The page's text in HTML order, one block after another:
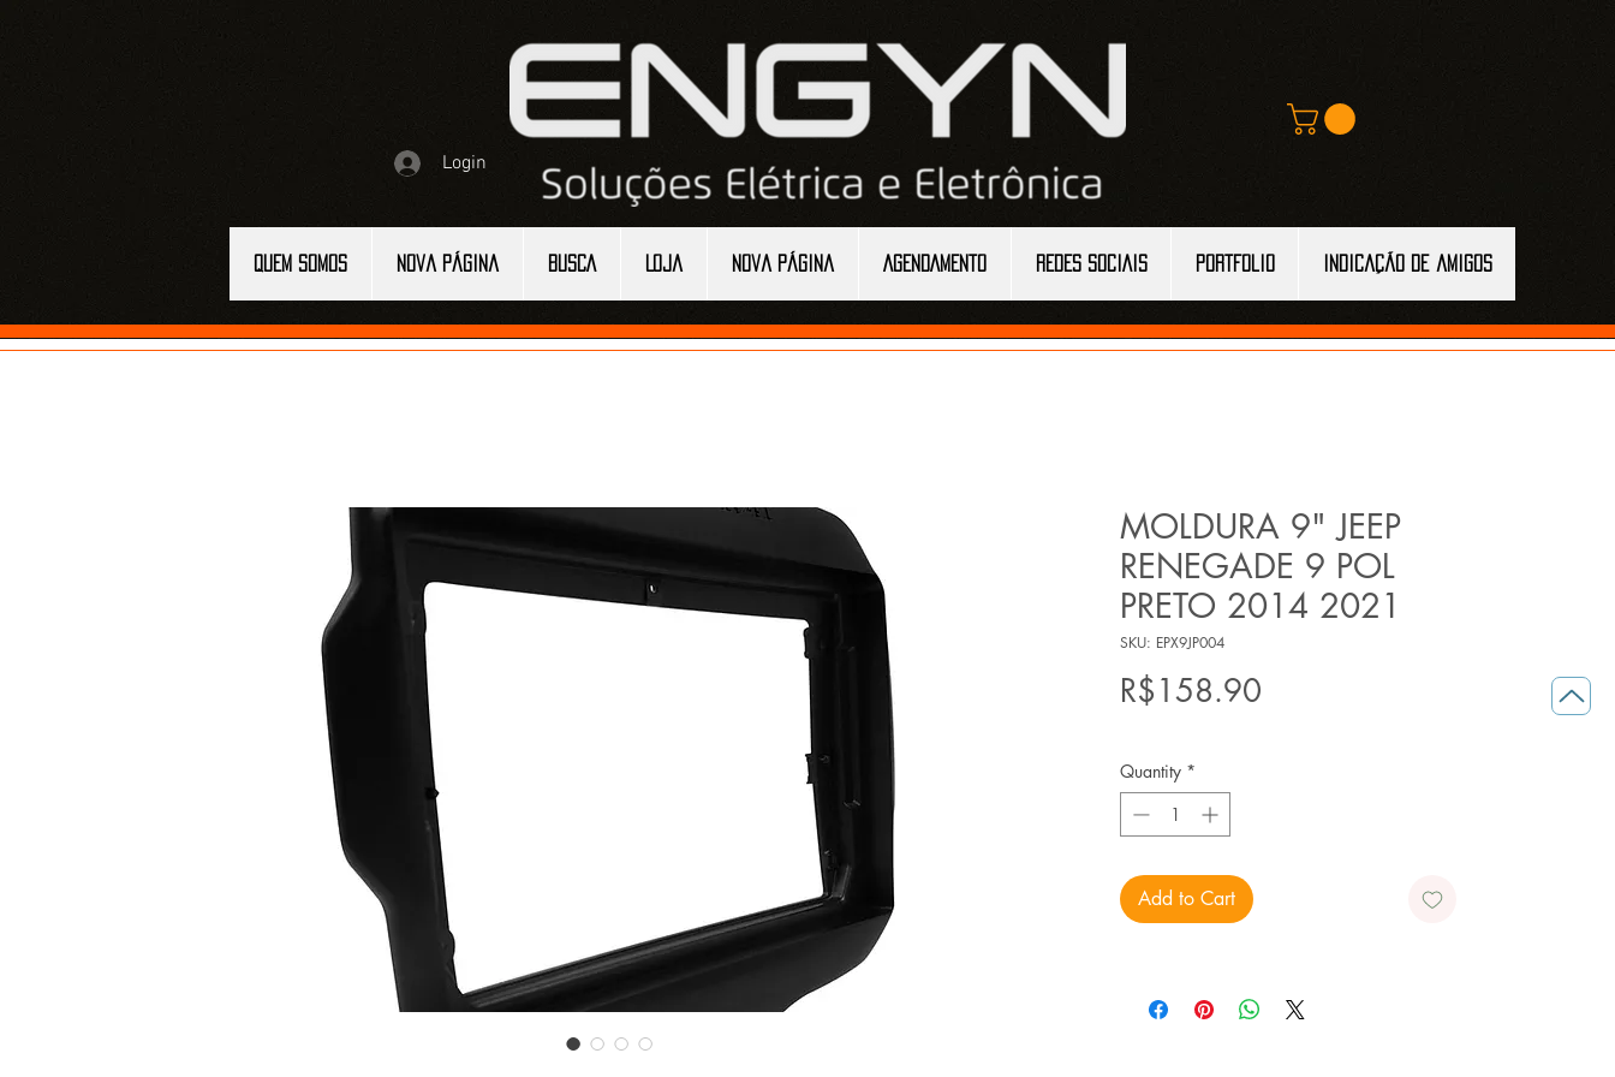
Login
QUEM SOMOS Nova página BUSCA Loja Nova página AGENDAMENTO REDES SOCIAIS Portfolio Indicação de amigos
MOLDURA 9" JEEP
RENEGADE 9 POL
PRETO 2014 2021
SKU: EPX9JP004
R$158.90
Quantity *
Add to Cart